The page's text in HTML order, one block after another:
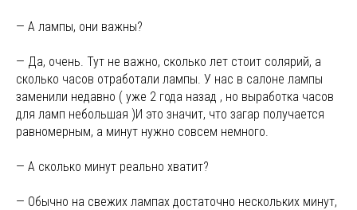
— А лампы, они важны?
— Да, очень. Тут не важно, сколько лет стоит солярий, а
сколько часов отработали лампы. У нас в салоне лампы
заменили недавно ( уже 2 года назад , но выработка часов
для ламп небольшая )И это значит, что загар получается
равномерным, а минут нужно совсем немного.
— А сколько минут реально хватит?
— Обычно на свежих лампах достаточно нескольких минут,